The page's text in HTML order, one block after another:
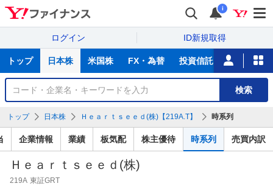
i
ログイン ID新規取得
サ
トップ 日本株 米国株 FX・為替 投資信託 ニュース
銘
検
検索
トップ 日本株 Ｈｅａｒｔｓｅｅｄ(株)【219A.T】 時系列
企業情報 業績 板気配 株主優待 時系列 売買内訳
Ｈｅａｒｔｓｅｅｄ(株)
219A 東証GRT